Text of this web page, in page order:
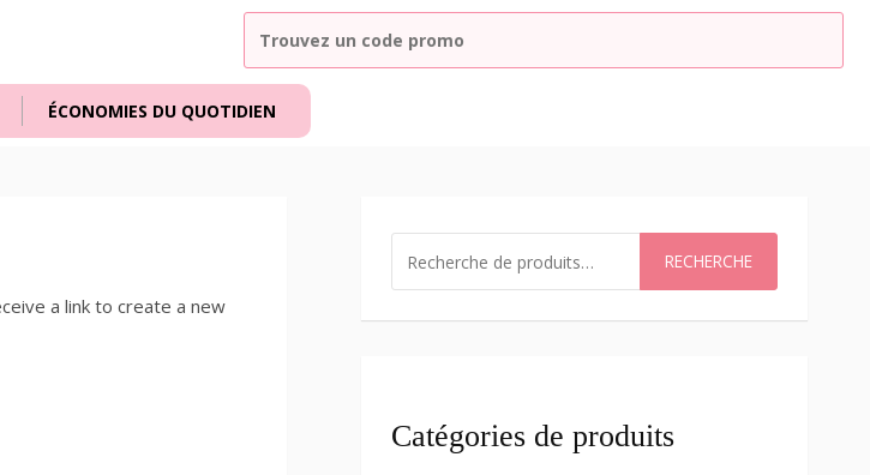
ÉCONOMIES DU QUOTIDIEN
a link to create a new
RECHERCHE
Catégories de produits